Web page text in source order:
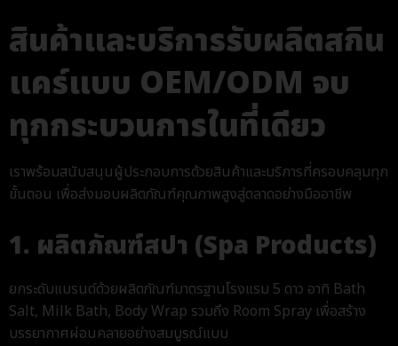
สินค้าและบริการรับผลิตสกิน
แคร์แบบ OEM/ODM จบ
ทุกกระบวนการในที่เดียว
เราพร้อมสนับสนุนผู้ประกอบการด้วยสินค้าและบริการที่ครอบคลุมทุก
ขั้นตอน เพื่อส่งมอบผลิตภัณฑ์คุณภาพสูงสู่ตลาดอย่างมืออาชีพ
1. ผลิตภัณฑ์สปา (Spa Products)
ยกระดับแบรนด์ด้วยผลิตภัณฑ์มาตรฐานโรงแรม 5 ดาว อาทิ Bath
Salt, Milk Bath, Body Wrap รวมถึง Room Spray เพื่อสร้าง
บรรยากาศผ่อนคลายอย่างสมบูรณ์แบบ